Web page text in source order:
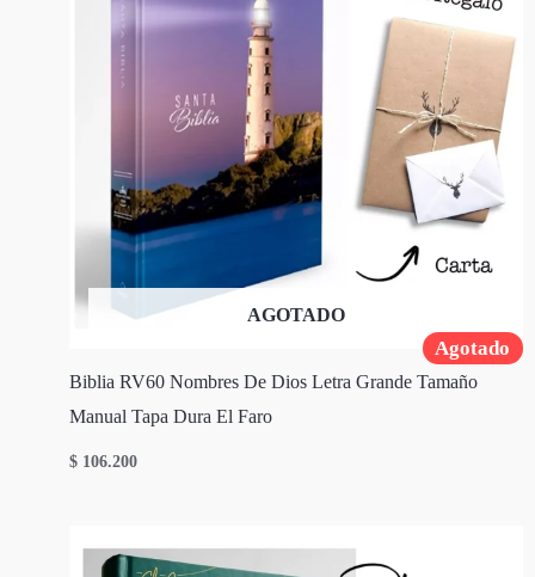
Agotado
AGOTADO
Biblia RV60 Nombres De Dios Letra Grande Tamaño
Manual Tapa Dura El Faro
$ 106.200